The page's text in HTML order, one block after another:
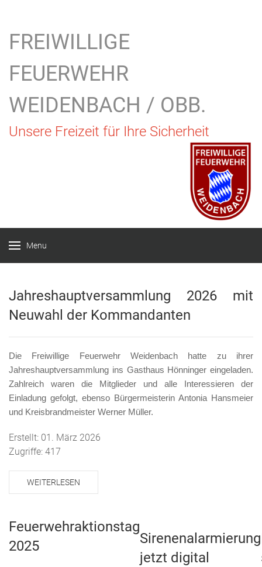
FREIWILLIGE
FEUERWEHR
WEIDENBACH / OBB.
Unsere Freizeit für Ihre Sicherheit
Menu
Jahreshauptversammlung 2026 mit
Neuwahl der Kommandanten
Die Freiwillige Feuerwehr Weidenbach hatte zu ihrer
Jahreshauptversammlung ins Gasthaus Hönninger eingeladen.
Zahlreich waren die Mitglieder und alle Interessieren der
Einladung gefolgt, ebenso Bürgermeisterin Antonia Hansmeier
und Kreisbrandmeister Werner Müller.
Erstellt: 01. März 2026
Zugriffe: 417
WEITERLESEN
Feuerwehraktionstag
2025
Sirenenalarmierung
jetzt digital